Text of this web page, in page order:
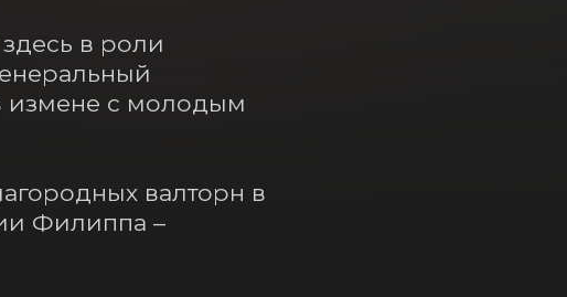
в роли
измене с молодым
валторн в
Филиппа –